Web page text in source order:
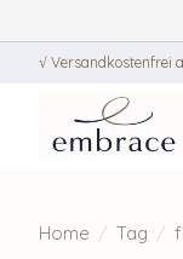
√ Versandkostenfrei
Home / Tag /